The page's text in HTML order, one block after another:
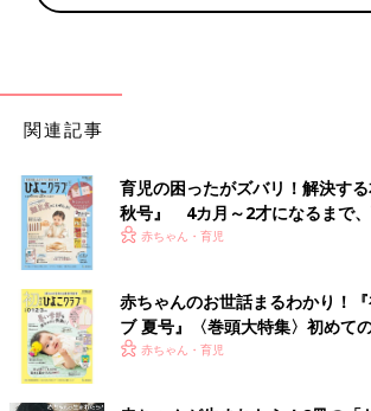
関連記事
育児の困ったがズバリ！解決す
秋号』 4カ月～2才になるまで
いっぱい！
赤ちゃん・育児
赤ちゃんのお世話まるわかり！
ブ 夏号』〈巻頭大特集〉初めて
く！ おっぱい・ミルクの基本と
赤ちゃん・育児